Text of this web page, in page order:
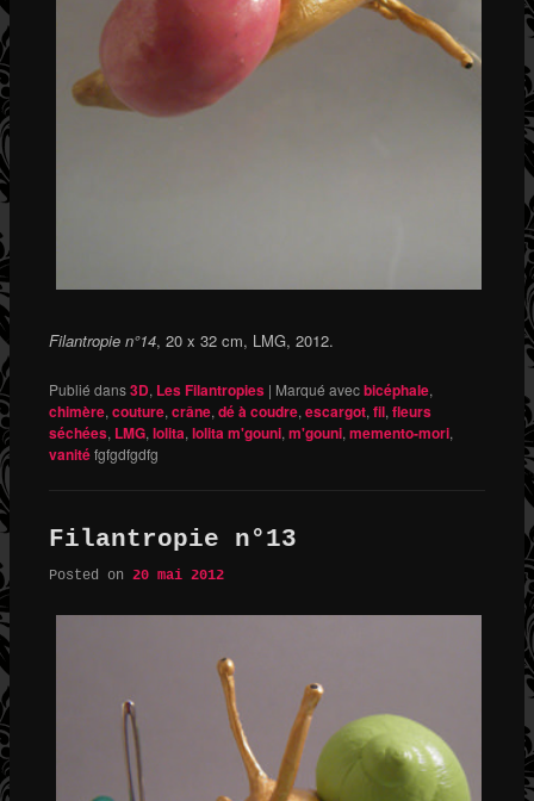
Filantropie n°14, 20 x 32 cm, LMG, 2012.
Publié dans3D, Les Filantropies | Marqué avecbicéphale,
chimère, couture, crâne, dé à coudre, escargot, fil, fleurs
séchées, LMG, lolita, lolita m'gouni, m'gouni, memento-mori,
vanitéfgfgdfgdfg
Filantropie n°13
Posted on 20 mai 2012